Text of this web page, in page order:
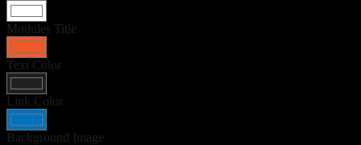
Modules Title
Text Color
Link Color
Background Image